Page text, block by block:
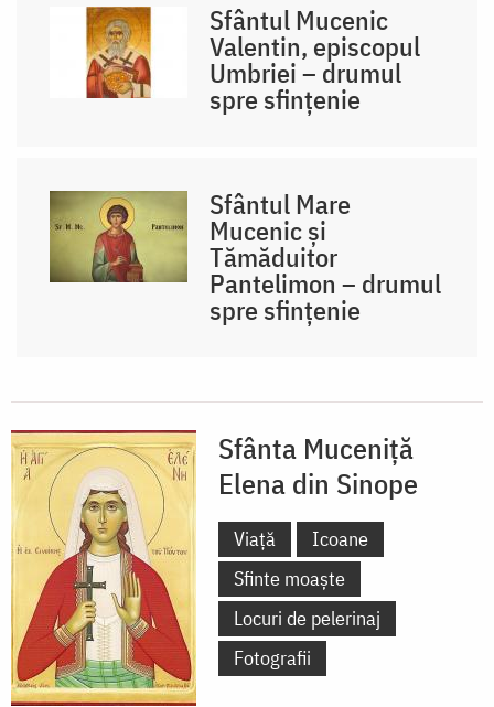
Sfântul Mucenic
Valentin, episcopul
Umbriei – drumul
spre sfințenie
Sfântul Mare
Mucenic și
Tămăduitor
Pantelimon – drumul
spre sfințenie
Sfânta Muceniță
Elena din Sinope
Viață
Icoane
Sfinte moaște
Locuri de pelerinaj
Fotografii